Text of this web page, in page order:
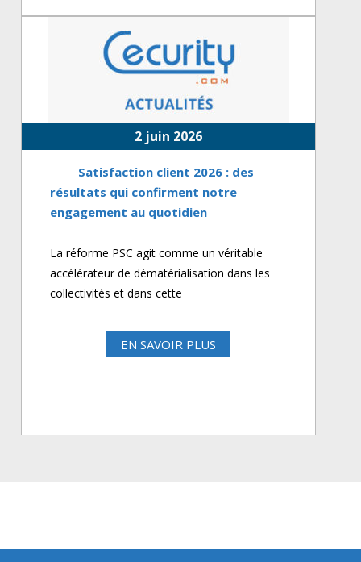
2 juin 2026
Satisfaction client 2026 : des
résultats qui confirment notre
engagement au quotidien
La réforme PSC agit comme un véritable
accélérateur de dématérialisation dans les
collectivités et dans cette
EN SAVOIR PLUS